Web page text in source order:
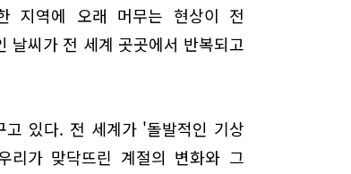
지역에 오래 머무는 현상이 전
날씨가 전 세계 곳곳에서 반복되고
있다. 전 세계가 '돌발적인 기상
리가 맞닥뜨린 계절의 변화와 그